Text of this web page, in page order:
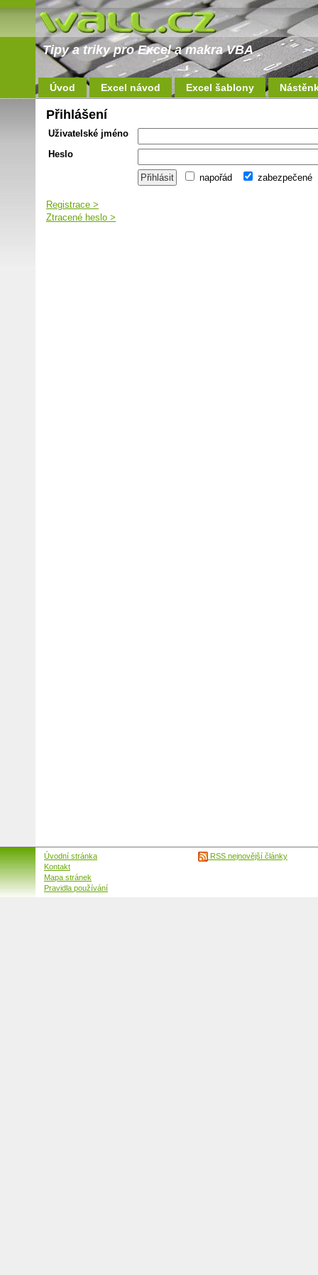
Tipy a triky pro Excel a makra VBA
Úvod Excel návod Excel šablony
Přihlášení
Uživatelské jméno
Heslo
napořád zabezpečené
Registrace >
Ztracené heslo >
Úvodní stránka
Kontakt
Mapa stránek
Pravidla používání
RSS nejnovější články